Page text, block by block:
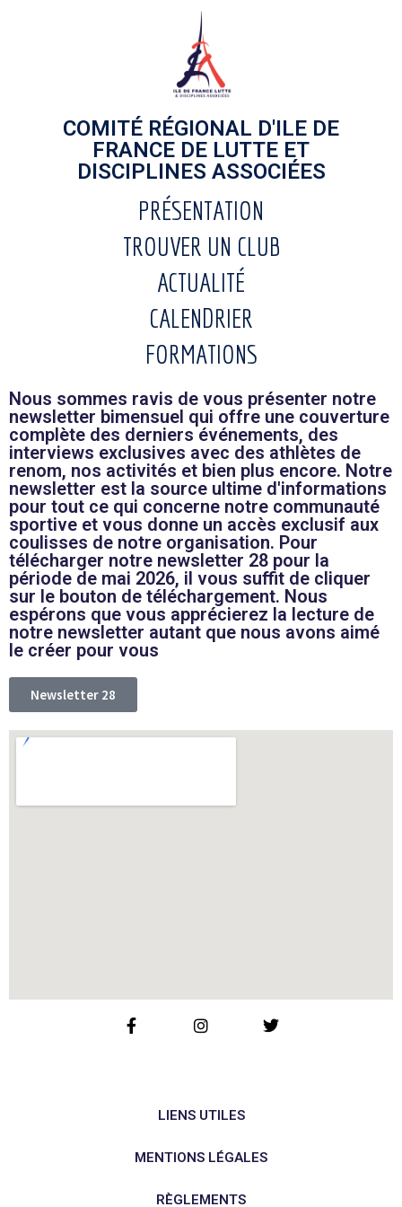
COMITÉ RÉGIONAL D'ILE DE
FRANCE DE LUTTE ET
DISCIPLINES ASSOCIÉES
PRÉSENTATION
TROUVER UN CLUB
ACTUALITÉ
CALENDRIER
FORMATIONS
Nous sommes ravis de vous présenter notre
newsletter bimensuel qui offre une couverture
complète des derniers événements, des
interviews exclusives avec des athlètes de
renom, nos activités et bien plus encore. Notre
newsletter est la source ultime d'informations
pour tout ce qui concerne notre communauté
sportive et vous donne un accès exclusif aux
coulisses de notre organisation. Pour
télécharger notre newsletter 28 pour la
période de mai 2026, il vous suffit de cliquer
sur le bouton de téléchargement. Nous
espérons que vous apprécierez la lecture de
notre newsletter autant que nous avons aimé
le créer pour vous
Newsletter 28
LIENS UTILES
MENTIONS LÉGALES
RÈGLEMENTS